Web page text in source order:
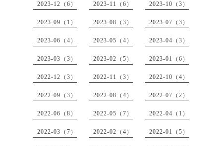
2023-12（6） 2023-11（6） 2023-10（3）
2023-09（1） 2023-08（3） 2023-07（3）
2023-06（4） 2023-05（4） 2023-04（3）
2023-03（3） 2023-02（5） 2023-01（6）
2022-12（3） 2022-11（3） 2022-10（4）
2022-09（3） 2022-08（4） 2022-07（2）
2022-06（8） 2022-05（7） 2022-04（1）
2022-03（7） 2022-02（4） 2022-01（5）